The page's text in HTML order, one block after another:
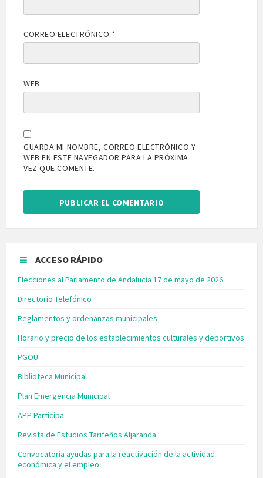
CORREO ELECTRÓNICO *
WEB
GUARDA MI NOMBRE, CORREO ELECTRÓNICO Y
WEB EN ESTE NAVEGADOR PARA LA PRÓXIMA
VEZ QUE COMENTE.
ACCESO RÁPIDO
Elecciones al Parlamento de Andalucía 17 de mayo de 2026
Directorio Telefónico
Reglamentos y ordenanzas municipales
Horario y precio de los establecimientos culturales y deportivos
PGOU
Biblioteca Municipal
Plan Emergencia Municipal
APP Participa
Revista de Estudios Tarifeños Aljaranda
Convocatoria ayudas para la reactivación de la actividad
económica y el empleo